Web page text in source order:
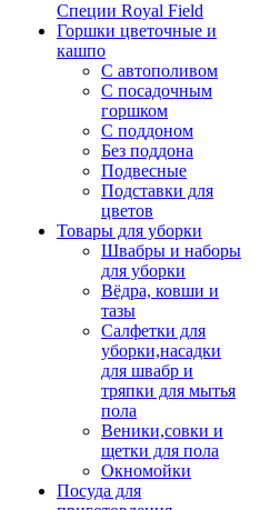
Специи Royal Field
Горшки цветочные и
кашпо
С автополивом
С посадочным
горшком
С поддоном
Без поддона
Подвесные
Подставки для
цветов
Товары для уборки
Швабры и наборы
для уборки
Вёдра, ковши и
тазы
Салфетки для
уборки,насадки
для швабр и
тряпки для мытья
пола
Веники,совки и
щетки для пола
Окномойки
Посуда для